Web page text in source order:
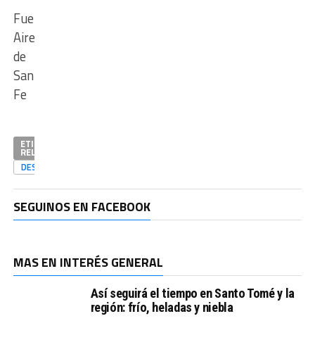
Fuente:
Aire
de
Santa
Fe
ETIQUETAS
RELACIONADAS
DESTACADAS
SEGUINOS EN FACEBOOK
MAS EN INTERÉS GENERAL
Así seguirá el tiempo en Santo Tomé y la
región: frío, heladas y niebla